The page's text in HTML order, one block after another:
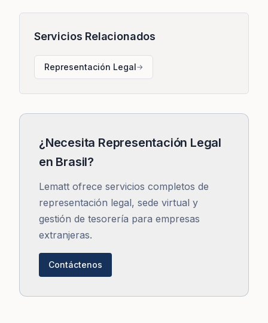
Servicios Relacionados
Representación Legal→
¿Necesita Representación Legal
en Brasil?
Lematt ofrece servicios completos de
representación legal, sede virtual y
gestión de tesorería para empresas
extranjeras.
Contáctenos